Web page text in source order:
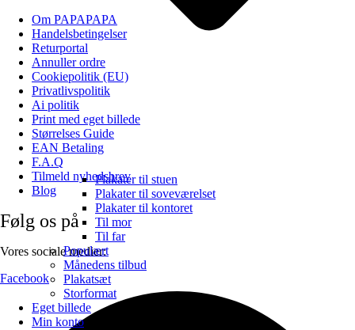
Plakater til stuen
Plakater til soveværelset
Plakater til kontoret
Til mor
Til far
Populært
Månedens tilbud
Plakatsæt
Storformat
Eget billede
Min konto
Om PAPAPAPA
Handelsbetingelser
Returportal
Annuller ordre
Cookiepolitik (EU)
Privatlivspolitik
Ai politik
Print med eget billede
Størrelses Guide
EAN Betaling
F.A.Q
Tilmeld nyhedsbrev
Blog
Følg os på
Vores sociale medier:
Facebook